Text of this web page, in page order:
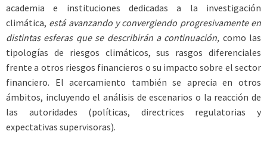
academia e instituciones dedicadas a la investigación
climática, está avanzando y convergiendo progresivamente en
distintas esferas que se describirán a continuación, como las
tipologías de riesgos climáticos, sus rasgos diferenciales
frente a otros riesgos financieros o su impacto sobre el sector
financiero. El acercamiento también se aprecia en otros
ámbitos, incluyendo el análisis de escenarios o la reacción de
las autoridades (políticas, directrices regulatorias y
expectativas supervisoras).